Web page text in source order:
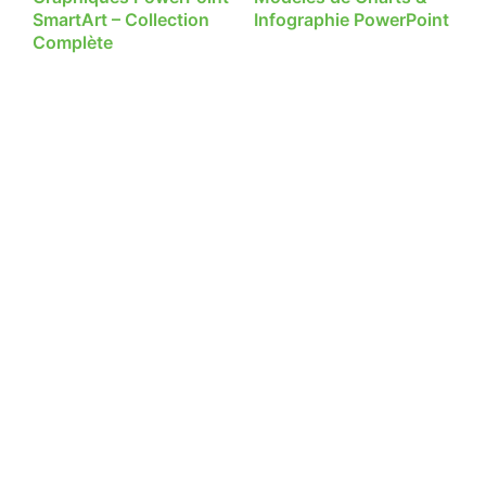
SmartArt – Collection
Complète
Infographie PowerPoint